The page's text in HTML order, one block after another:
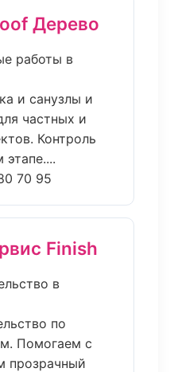
Дерево
работы в
и санузлы и
частных и
Контроль
70 95
Finish
в
по
Помогаем с
прозрачный